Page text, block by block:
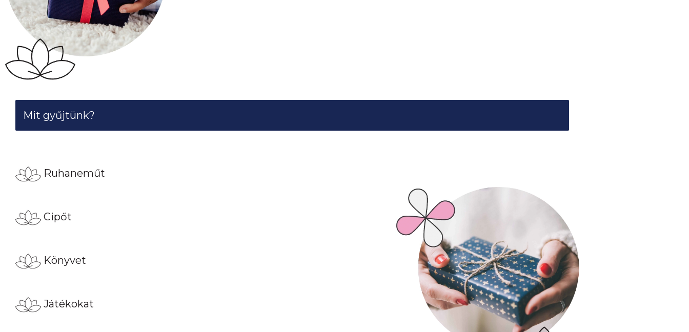
Mit gyűjtünk?
Ruhaneműt
Cipőt
Könyvet
Játékokat